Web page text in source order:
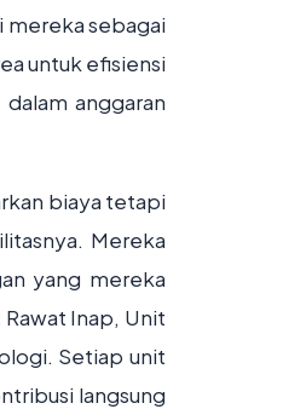
mereka sebagai
untuk efisiensi
anggaran
biaya tetapi
Mereka
yang mereka
Inap, Unit
Setiap unit
langsung